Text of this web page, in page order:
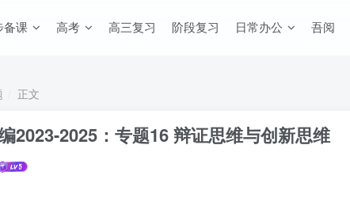
备课 高考 高三复习 阶段复习 日常办公 吾阅
正文
2023-2025：专题16 辩证思维与创新思维